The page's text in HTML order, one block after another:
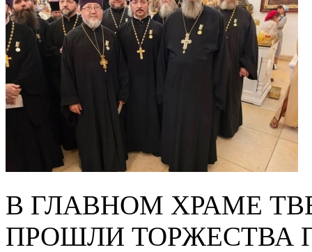
В ГЛАВНОМ ХРАМЕ
ПРОШЛИ ТОРЖЕСТВА